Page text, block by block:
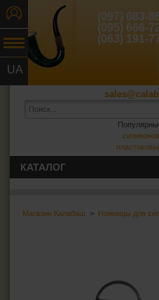
UA
(097) 083-
(095) 666-
(063) 191-
Магазин Калабаш > Ножницы для
КАТАЛОГ